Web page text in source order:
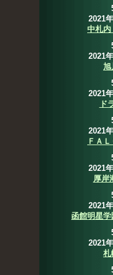
2021
中札
2021
旭
2021
ド
2021
ＦＡ
2021
厚岸
2021
函館明星
2021
札